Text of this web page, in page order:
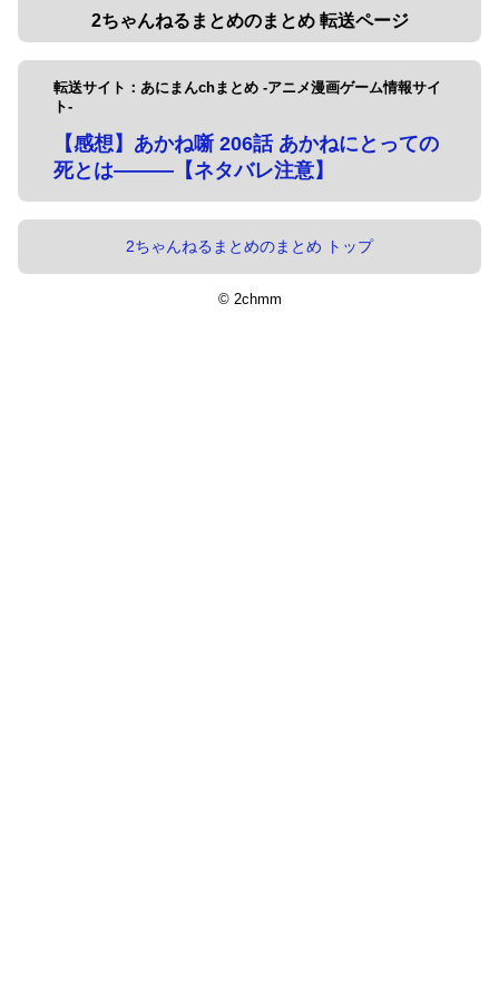
2ちゃんねるまとめのまとめ 転送ページ
転送サイト：あにまんchまとめ -アニメ漫画ゲーム情報サイ
ト-
【感想】あかね噺 206話 あかねにとっての
死とは―――【ネタバレ注意】
2ちゃんねるまとめのまとめ トップ
© 2chmm